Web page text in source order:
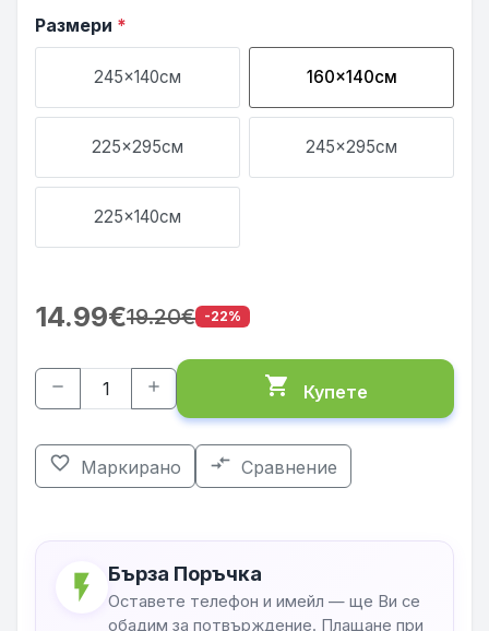
Размери *
245x140см 160x140см
225x295см 245x295см
225x140см
14.99€19.20€ -22%
remove add shopping_cart Купете
favorite_border Маркирано compare_arrows Сравнение
flash_on Бърза Поръчка
Оставете телефон и имейл — ще Ви се
обадим за потвърждение. Плащане при